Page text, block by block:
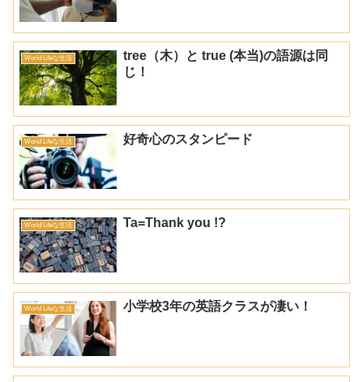
World Lifeな生活
tree（木）と true (本当)の語源は同
じ！
World Lifeな生活 好奇心のスタンピード
World Lifeな生活 Ta=Thank you !?
World Lifeな生活 小学校3年の英語クラスが凄い！